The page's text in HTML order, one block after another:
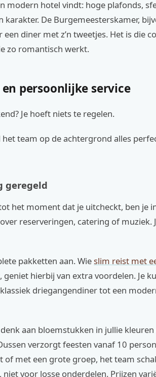
modern hotel vindt: hoge plafonds,
karakter. De Burgemeesterskamer,
diner met z’n tweetjes. Het is die
zo romantisch werkt.
persoonlijke service
Je hoeft niets te regelen.
het team op de achtergrond alles
geregeld
het moment dat je uitcheckt, ben je
reserveringen, catering of muziek.
pakketten aan. Wieslim reist met
, geniet hierbij van extra voordelen. Je
driegangendiner tot een
aan bloemstukken in jullie
verzorgt feesten vanaf 10
of met een grote groep, het team
voor losse onderdelen. Prijzen